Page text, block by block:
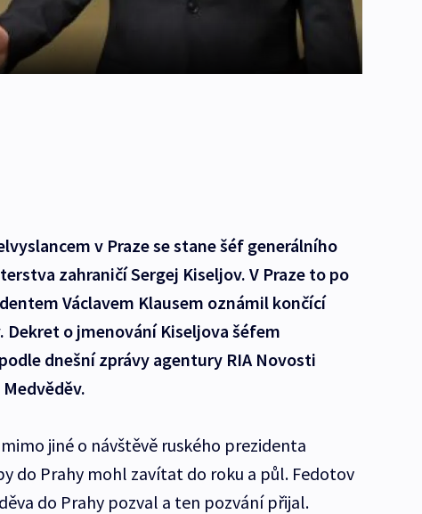
v Praze se stane šéf generálního
zahraničí Sergej Kiseljov. V Praze to po
Václavem Klausem oznámil končící
Dekret o jmenování Kiseljova šéfem
dnešní zprávy agentury RIA Novosti
jiné o návštěvě ruského prezidenta
do Prahy mohl zavítat do roku a půl. Fedotov
do Prahy pozval a ten pozvání přijal.